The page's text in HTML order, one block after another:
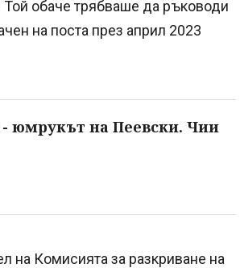
Той обаче трябваше да ръководи
на поста през април 2023
юмрукът на Пеевски. Чии
на Комисията за разкриване на